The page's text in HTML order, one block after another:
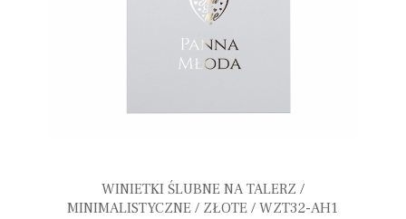
WINIETKI ŚLUBNE NA TALERZ /
MINIMALISTYCZNE / ZŁOTE / WZT32-AH1